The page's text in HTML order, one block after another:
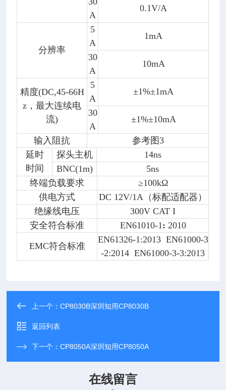
A
0.1V/A
分辨率
5
A
1mA
30
A
10mA
精度(DC,45-66H
z，最大连续电
流)
5
A
±1%±1mA
30
A
±1%±10mA
输入阻抗
参考图3
延时
时间
探头主机
14ns
BNC(1m)
5ns
终端负载要求
≥100kΩ
供电方式
DC 12V/1A（标配适配器）
绝缘线电压
300V CAT I
安全符合标准
EN61010-1: 2010
EMC符合标准
EN61326-1:2013 EN61000-3
-2:2014 EN61000-3-3:2013
上一个：CP8030B深圳知用CP8030B
返回列表
下一个：CP8050A深圳知用CP8050A
在线留言